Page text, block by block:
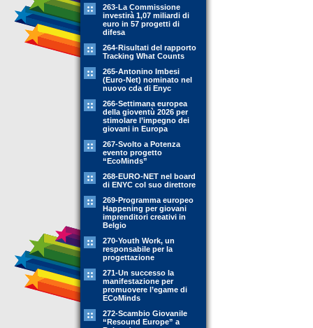
263-La Commissione
investirà 1,07 miliardi di
euro in 57 progetti di
difesa
264-Risultati del rapporto
Tracking What Counts
265-Antonino Imbesi
(Euro-Net) nominato nel
nuovo cda di Enyc
266-Settimana europea
della gioventù 2026 per
stimolare l’impegno dei
giovani in Europa
267-Svolto a Potenza
evento progetto
“EcoMinds”
268-EURO-NET nel board
di ENYC col suo direttore
269-Programma europeo
Happening per giovani
imprenditori creativi in
Belgio
270-Youth Work, un
responsabile per la
progettazione
271-Un successo la
manifestazione per
promuovere l’egame di
ECoMinds
272-Scambio Giovanile
“Resound Europe” a